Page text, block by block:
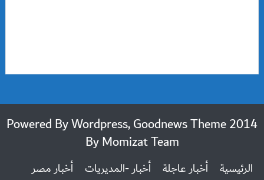
2014 Powered By Wordpress, Goodnews Theme
ByMomizat Team
الرئيسية أخبار عاجلة أخبار -المديريات
أخبار مصر